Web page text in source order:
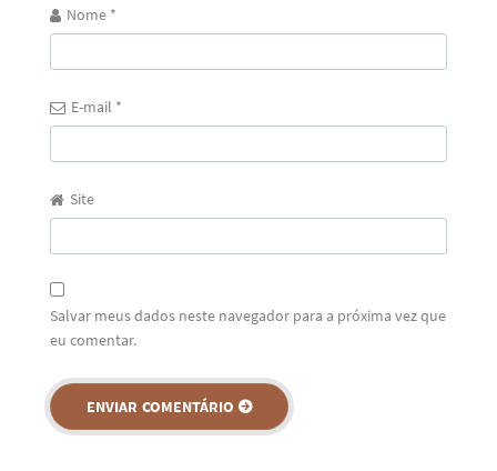
Nome *
E-mail *
Site
Salvar meus dados neste navegador para a próxima vez que
eu comentar.